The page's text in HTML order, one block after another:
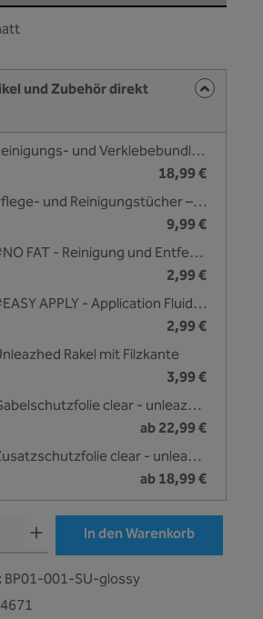
und Zubehör direkt
Reinigungs- und Verklebebundle - Unleazhed
18,99 €
Pflege- und Reinigungstücher – Unleazhed
9,99 €
#NO FAT - Reinigung und Entfettungsliquid - 25 ml
2,99 €
#EASY APPLY - Application Fluid zur Nassverklebung - 25 ml
2,99 €
Rakel mit Filzkante
3,99 €
Gabelschutzfolie clear - unleazhed
ab 22,99 €
Zusatzschutzfolie clear - unleazhed
ab 18,99 €
In den Warenkorb
BP01-001-SU-glossy